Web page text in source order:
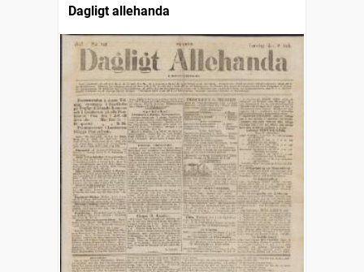
Dagligt allehanda